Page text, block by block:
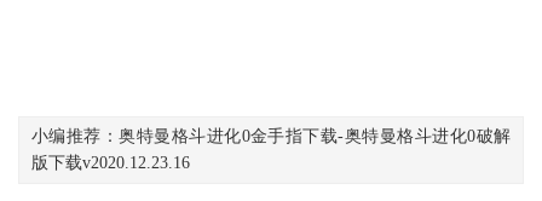
小编推荐：奥特曼格斗进化0金手指下载-奥特曼格斗进化0破解
版下载v2020.12.23.16